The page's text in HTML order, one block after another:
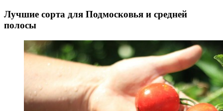
Лучшие сорта для Подмосковья и средней
полосы